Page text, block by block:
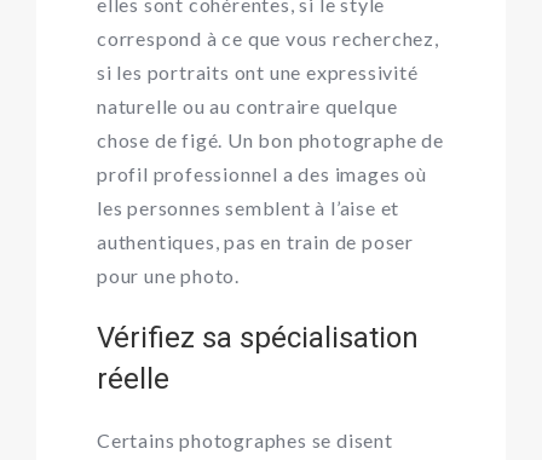
correspond à ce que vous recherchez,
si les portraits ont une expressivité
naturelle ou au contraire quelque
chose de figé. Un bon photographe de
profil professionnel a des images où
les personnes semblent à l’aise et
authentiques, pas en train de poser
pour une photo.
Vérifiez sa spécialisation
réelle
Certains photographes se disent